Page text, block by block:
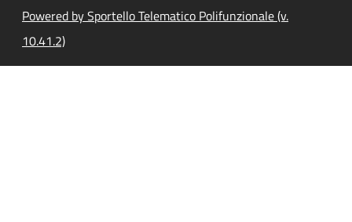
Powered by Sportello Telematico Polifunzionale (v.
10.41.2)